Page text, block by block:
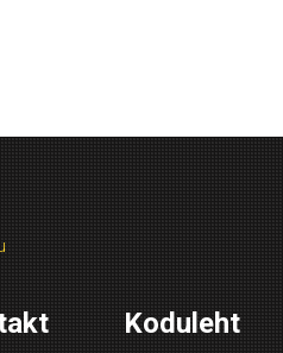
Koduleht